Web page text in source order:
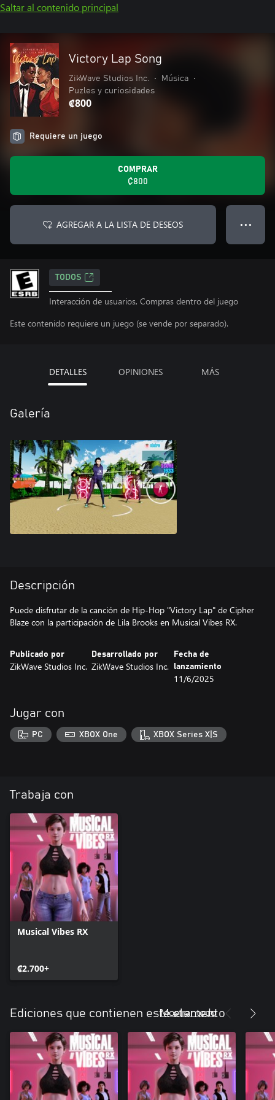
Saltar al contenido principal
Victory Lap Song
ZikWave Studios Inc. • Música
•
Puzles y curiosidades
₡800
Requiere un juego
COMPRAR
₡800
AGREGAR A LA LISTA DE DESEOS ● ● ●
TODOS
Interacción de usuarios, Compras dentro del juego
Este contenido requiere un juego (se vende por separado).
DETALLES OPINIONES MÁS
Galería
Descripción
Puede disfrutar de la canción de Hip-Hop "Victory Lap" de Cipher
Blaze con la participación de Lila Brooks en Musical Vibes RX.
Publicado por
ZikWave Studios Inc.
Desarrollado por
ZikWave Studios Inc.
Fecha de
lanzamiento
11/6/2025
Jugar con
PC XBOX One XBOX Series X|S
Trabaja con
Musical Vibes RX
₡2.700+
Ediciones que contienen este elemento
Mostrar todo